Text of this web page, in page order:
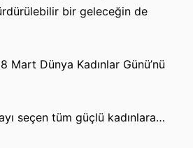
bir geleceğin de
Mart Dünya Kadınlar Günü’nü
seçen tüm güçlü kadınlara…